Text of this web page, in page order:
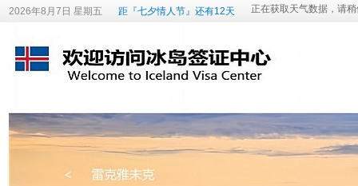
2026年8月7日 星期五 距『七夕情人节』还有12天